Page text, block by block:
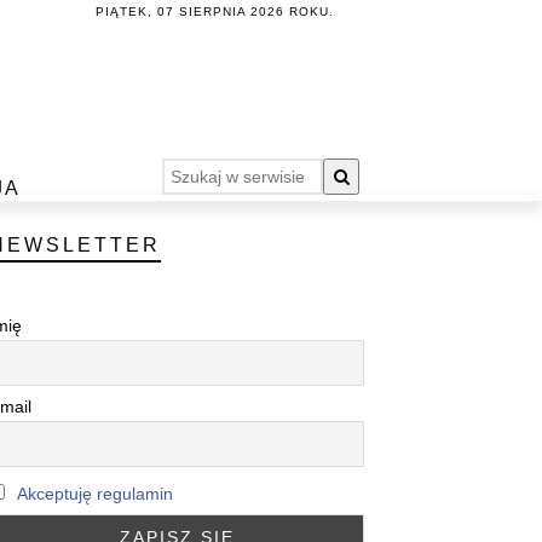
PIĄTEK, 07 SIERPNIA 2026 ROKU.
Akceptuję regulamin